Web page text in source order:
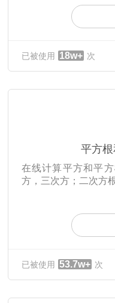
已被使用 18w+ 次
平方
在线计算平方和平
方，三次方；二次方
已被使用 53.7w+ 次